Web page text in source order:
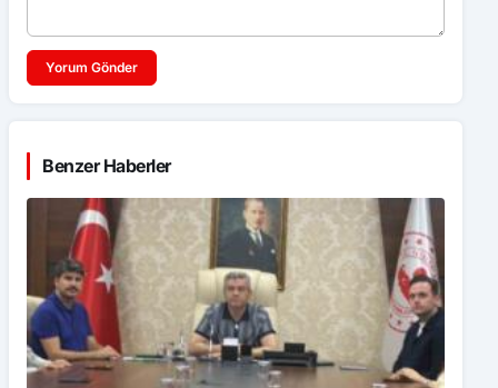
Yorum Gönder
Benzer Haberler